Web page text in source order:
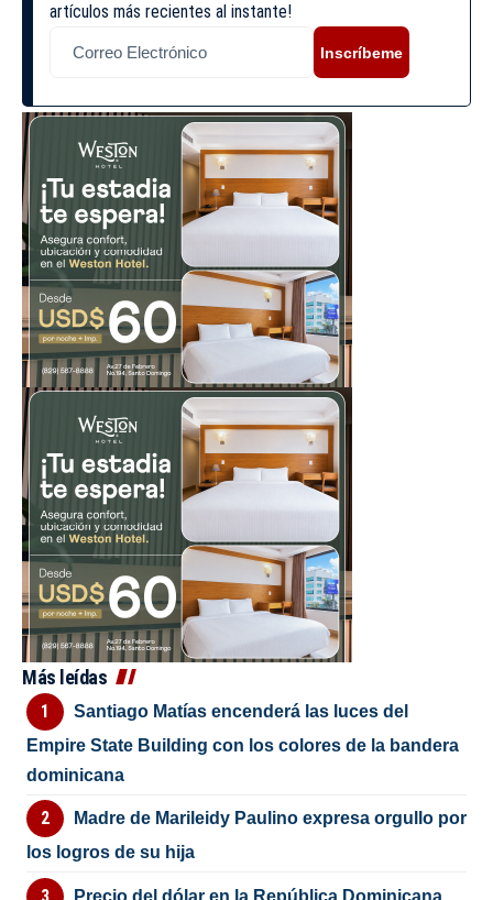
artículos más recientes al instante!
Inscríbeme
Más leídas
Santiago Matías encenderá las luces del
Empire State Building con los colores de la bandera
dominicana
Madre de Marileidy Paulino expresa orgullo por
los logros de su hija
Precio del dólar en la República Dominicana